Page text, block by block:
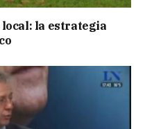
la estrategia